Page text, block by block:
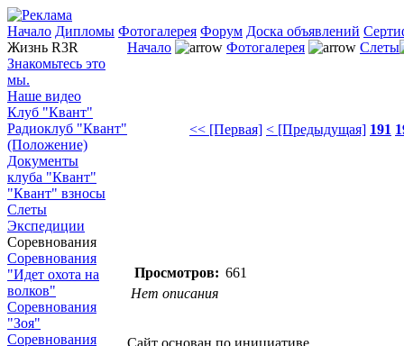
Начало Дипломы Фотогалерея Форум Доска объявлений
Жизнь R3R
Знакомьтесь это
мы.
Наше видео
Клуб "Квант"
Радиоклуб "Квант"
(Положение)
Документы
клуба "Квант"
"Квант" взносы
Слеты
Экспедиции
Соревнования
Соревнования
"Идет охота на
волков"
Соревнования
"Зоя"
Соревнования
Начало Фотогалерея Слеты
<< [Первая] < [Предыдущая] 191
Просмотров: 661
Нет описания
Сайт основан по инициативе